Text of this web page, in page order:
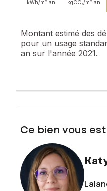
terrain constructible,
possibilités pour
Les informations sur les
exposé sont disponibles
Honoraires charge
commercial immatriculé au
numéro 999925225
kWh/m². an kgCO₂/m². an
Montant estimé des
pour un usage
an sur l'année 2021.
Ce bien vous